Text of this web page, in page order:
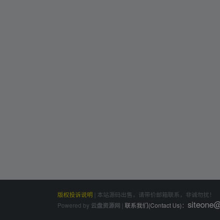
版权投诉说明 | 本站源码出售，请带价邮箱联系，非诚勿扰！
Powered by 云盘资源网 | 联系我们(Contact Us)：